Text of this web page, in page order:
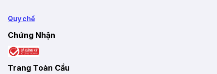
Quy chế
Chứng Nhận
Trang Toàn Cầu